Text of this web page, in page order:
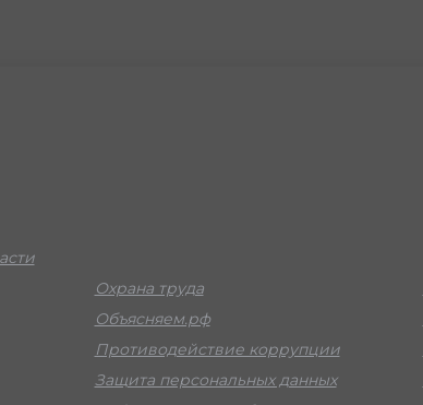
Охрана труда
Объясняем.рф
Противодействие коррупции
Защита персональных данных